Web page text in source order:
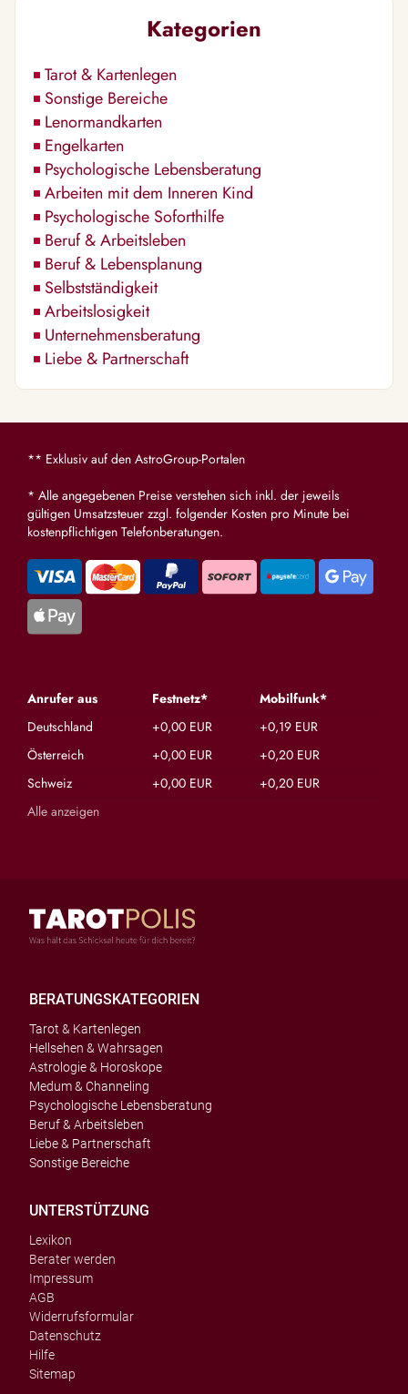
Kategorien
Tarot & Kartenlegen
Sonstige Bereiche
Lenormandkarten
Engelkarten
Psychologische Lebensberatung
Arbeiten mit dem Inneren Kind
Psychologische Soforthilfe
Beruf & Arbeitsleben
Beruf & Lebensplanung
Selbstständigkeit
Arbeitslosigkeit
Unternehmensberatung
Liebe & Partnerschaft
** Exklusiv auf den AstroGroup-Portalen
* Alle angegebenen Preise verstehen sich inkl. der jeweils
gültigen Umsatzsteuer zzgl. folgender Kosten pro Minute bei
kostenpflichtigen Telefonberatungen.
Anrufer aus Festnetz*
Mobilfunk*
Deutschland
+0,00 EUR
+0,19 EUR
Österreich
+0,00 EUR
+0,20 EUR
Schweiz
+0,00 EUR
+0,20 EUR
Alle anzeigen
BERATUNGSKATEGORIEN
Tarot & Kartenlegen
Hellsehen & Wahrsagen
Astrologie & Horoskope
Medum & Channeling
Psychologische Lebensberatung
Beruf & Arbeitsleben
Liebe & Partnerschaft
Sonstige Bereiche
UNTERSTÜTZUNG
Lexikon
Berater werden
Impressum
AGB
Widerrufsformular
Datenschutz
Hilfe
Sitemap